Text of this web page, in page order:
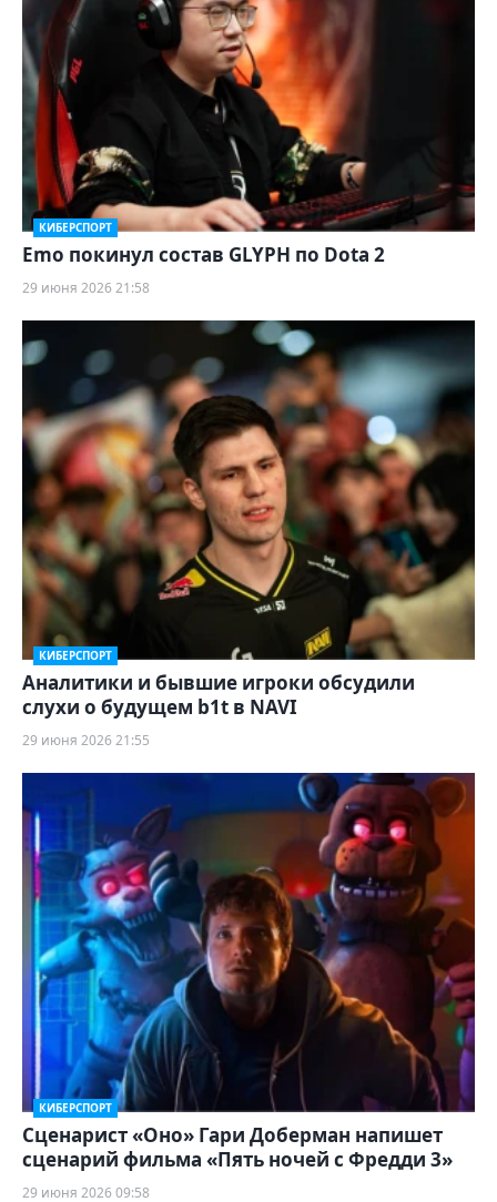
КИБЕРСПОРТ
Emo покинул состав GLYPH по Dota 2
29 июня 2026 21:58
КИБЕРСПОРТ
Аналитики и бывшие игроки обсудили
слухи о будущем b1t в NAVI
29 июня 2026 21:55
КИБЕРСПОРТ
Сценарист «Оно» Гари Доберман напишет
сценарий фильма «Пять ночей с Фредди 3»
29 июня 2026 09:58